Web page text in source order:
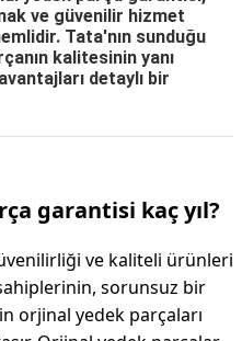
ve güvenilir hizmet
Tata'nın sunduğu
kalitesinin yanı
detaylı bir
garantisi kaç yıl?
ve kaliteli ürünleri
sorunsuz bir
orjinal yedek parçaları